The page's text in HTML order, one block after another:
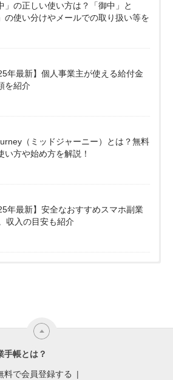
」の正しい使い方は？「御中」と
の使い分けやメールでの取り扱い等を
年最新】個人事業主が使える給付金
を紹介
（ミッドジャーニー）とは？無料
い方や始め方を解説！
年最新】安全なおすすめスマホ副業
収入の目安も紹介
手帳とは？
料で会員登録する